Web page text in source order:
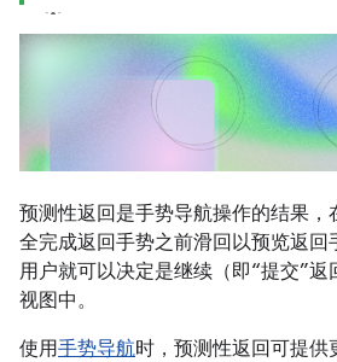
预测性返回是手势导航操作的结果，
全完成返回手势之前滑回以预览返回
用户就可以决定是继续（即“提交”
视图中。
使用手势导航时，预测性返回可提